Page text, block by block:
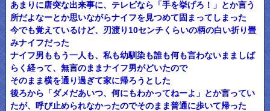
あまりに唐突な出来事に、テレビなら「手を挙げろ！」とか言う
所だよなーとか思いながらナイフを見つめて固まってしまった
今でも覚えているけど、刃渡り10センチくらいの柄の白い折り畳
みナイフだった
ナイフ男ももう一人も、私も幼馴染も誰も何も言わないまましば
らく経って、無言のままナイフ男がどいたので
そのまま横を通り過ぎて家に帰ろうとした
後ろから「ダメだあいつ、何にもわかってねーよ」とか言ってい
たが、呼び止められなかったのでそのまま普通に歩いて帰った